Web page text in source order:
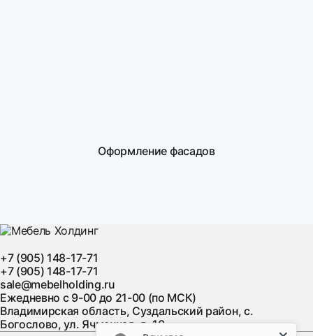
Оформление фасадов
+7 (905) 148-17-71
+7 (905) 148-17-71
sale@mebelholding.ru
Ежедневно с 9-00 до 21-00 (по МСК)
Владимирская область, Суздальский район, с.
Богослово, ул. Ячменная, д. 10